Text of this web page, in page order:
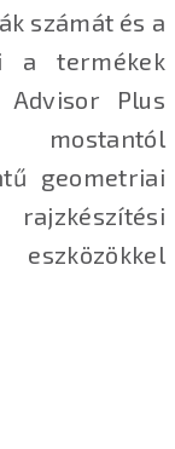
számát és a
a termékek
Advisor Plus
mostantól
geometriai
eszközökkel